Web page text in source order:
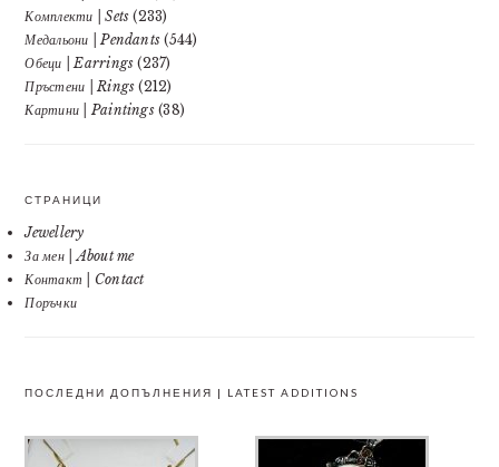
Комплекти | Sets (233)
Медальони | Pendants (544)
Обеци | Earrings (237)
Пръстени | Rings (212)
Картини | Paintings(38)
СТРАНИЦИ
Jewellery
За мен | About me
Контакт | Contact
Поръчки
ПОСЛЕДНИ ДОПЪЛНЕНИЯ | LATEST ADDITIONS